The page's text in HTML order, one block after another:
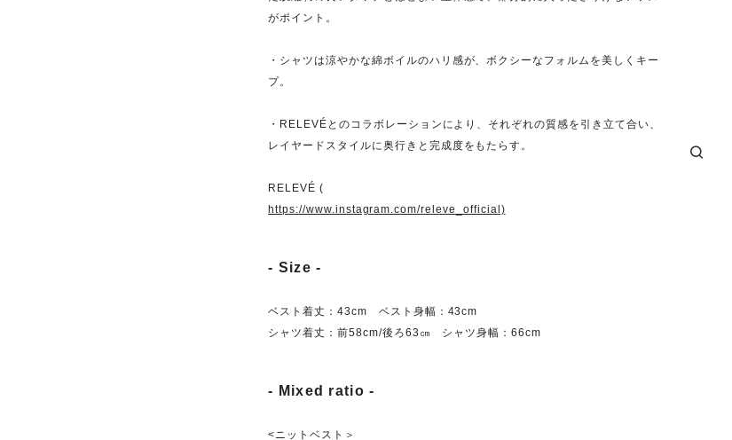
がポイント。
・シャツは涼やかな綿ボイルのハリ感が、ボクシーなフォルムを美しくキー
プ。
・RELEVÉとのコラボレーションにより、それぞれの質感を引き立て合い、
レイヤードスタイルに奥行きと完成度をもたらす。
RELEVÉ (
https://www.instagram.com/releve_official)
- Size -
ベスト着丈：43cm ベスト身幅：43cm
シャツ着丈：前58cm/後ろ63㎝ シャツ身幅：66cm
- Mixed ratio -
<ニットベスト＞